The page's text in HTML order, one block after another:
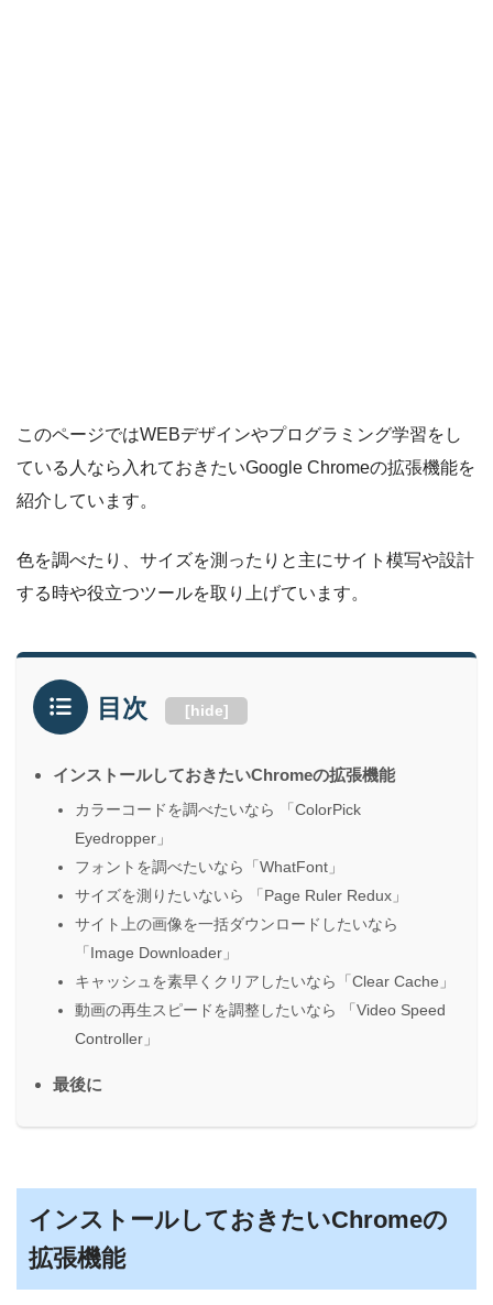
このページではWEBデザインやプログラミング学習をし
ている人なら入れておきたいGoogle Chromeの拡張機能を
紹介しています。
色を調べたり、サイズを測ったりと主にサイト模写や設計
する時や役立つツールを取り上げています。
目次 [hide]
インストールしておきたいChromeの拡張機能
カラーコードを調べたいなら 「ColorPick
Eyedropper」
フォントを調べたいなら「WhatFont」
サイズを測りたいないら 「Page Ruler Redux」
サイト上の画像を一括ダウンロードしたいなら
「Image Downloader」
キャッシュを素早くクリアしたいなら「Clear Cache」
動画の再生スピードを調整したいなら 「Video Speed
Controller」
最後に
インストールしておきたいChromeの
拡張機能